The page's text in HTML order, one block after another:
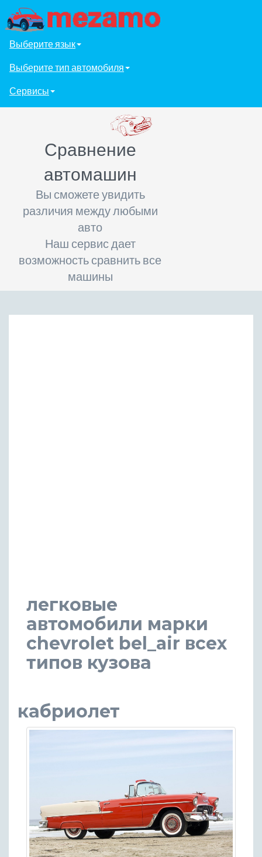
Выберите язык
Выберите тип автомобиля
Сервисы
Сравнение
автомашин
Вы сможете увидить
различия между любыми
авто
Наш сервис дает
возможность сравнить все
машины
легковые
автомобили марки
chevrolet bel_air всех
типов кузова
кабриолет